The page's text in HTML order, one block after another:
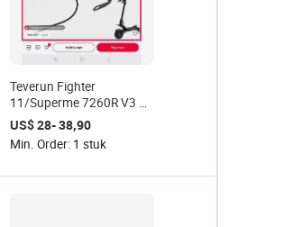
Teverun Fighter
11/Superme 7260R V3 V4
V5 SCOOTER LED
koplamp
US$ 28- 38,90
Min. Order: 1 stuk